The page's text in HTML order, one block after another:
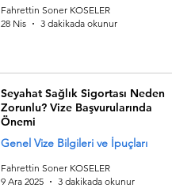
Fahrettin Soner KOSELER
28 Nis
3 dakikada okunur
Seyahat Sağlık Sigortası Neden
Zorunlu? Vize Başvurularında
Önemi
Genel Vize Bilgileri ve İpuçları
Fahrettin Soner KOSELER
9 Ara 2025
3 dakikada okunur